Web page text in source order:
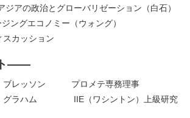
グローバリゼーション（白石）
コノミー（ウォング）
ッション
――
ッソン プロメテ専務理事
ハム IIE（ワシントン）上級研究